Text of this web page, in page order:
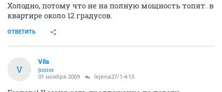
Холодно, потому что не на полную мощность топят. в
квартире около 12 градусов.
ОТВЕТИТЬ
V
Vila
junior
01 ноября 2009 lejena27/1-4-15